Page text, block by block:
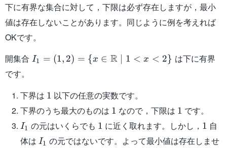
下に有界な集合に対して，下限は必ず存在しますが，最小
値は存在しないことがあります。同じように例を考えれば
OKです。
開集合 I_1 = (1,2)
\mid 1 < x
< 2 \}
I1 = (1, 2) = {x ∈ R 1 < x < 2} は下に有界
です。
下界は 1
1 以下の任意の実数です。
下界のうち最大のものは 1
1 なので，下限は 1
1 です。
I_1
I1 の元はいくらでも 1
1 に近く取れます。しかし， 1
1 自
体は I_1
I1 の元ではないです。よって最小値は存在しませ